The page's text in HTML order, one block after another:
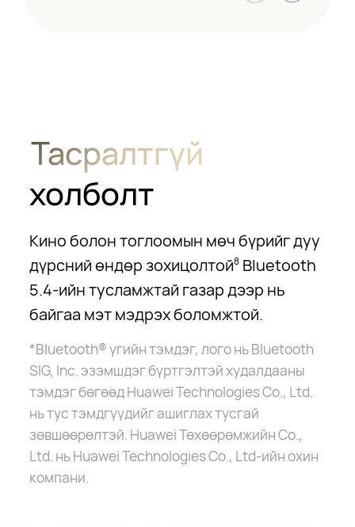
Тасралтгүй
холболт
Кино болон тоглоомын мөч бүрийг дуу
дүрсний өндөр зохицолтой8 Bluetooth
5.4-ийн тусламжтай газар дээр нь
байгаа мэт мэдрэх боломжтой.
*Bluetooth® үгийн тэмдэг, лого нь Bluetooth
SIG, Inc. эзэмшдэг бүртгэлтэй худалдааны
тэмдэг бөгөөд Huawei Technologies Co., Ltd.
нь тус тэмдгүүдийг ашиглах тусгай
зөвшөөрөлтэй. Huawei Төхөөрөмжийн Co.,
Ltd. нь Huawei Technologies Co., Ltd-ийн охин
компани.